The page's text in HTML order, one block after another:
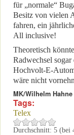
für „normale“
Besitz von vielen
fahren, ein
All inclusive!
Theoretisch
Radwechsel
Hochvolt-E-
wäre nicht
MK/Wilhelm Hahne
Tags:
Telex
Durchschnitt: 5 (bei